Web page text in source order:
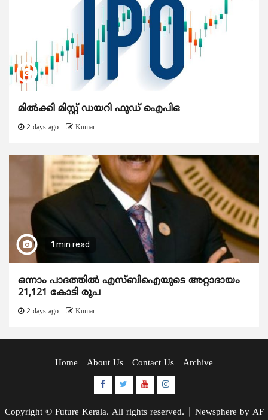
മിൽക്കി മിസ്റ്റ് ഡയറി ഫുഡ് ഐപിഒ
2 days ago Kumar
1 min read
ഒന്നാം പാദത്തിൽ എസ്ബിഐയുടെ അറ്റാദായം
21,121 കോടി രൂപ
2 days ago Kumar
Home About Us Contact Us Archive
Facebook
TwitterYoutubeInstagram
Copyright © Future Kerala. All rights reserved. Newsphere by AF